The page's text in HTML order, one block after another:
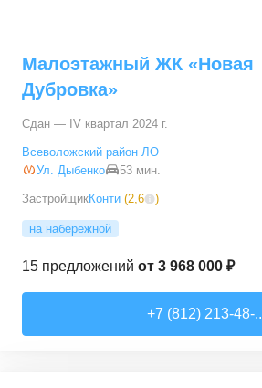
Малоэтажный ЖК «Новая
Дубровка»
Сдан — IV квартал 2024 г.
Всеволожский район ЛО
Ул. Дыбенко
53 мин.
ЗастройщикКонти (2,6 )
на набережной
15 предложений от 3 968 000 ₽
+7 (812) 213-48-..